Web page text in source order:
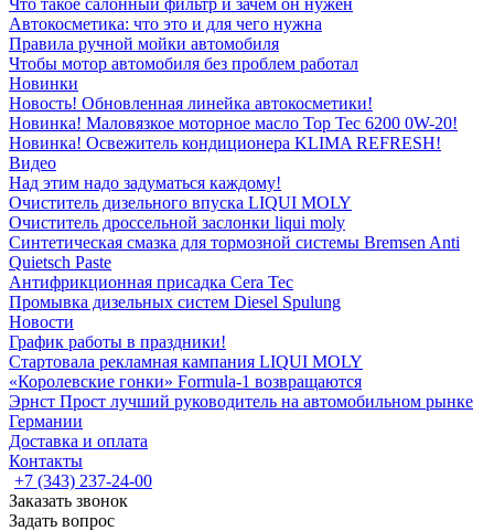
Что такое салонный фильтр и зачем он нужен
Автокосметика: что это и для чего нужна
Правила ручной мойки автомобиля
Чтобы мотор автомобиля без проблем работал
Новинки
Новость! Обновленная линейка автокосметики!
Новинка! Маловязкое моторное масло Top Tec 6200 0W-20!
Новинка! Освежитель кондиционера KLIMA REFRESH!
Видео
Над этим надо задуматься каждому!
Очиститель дизельного впуска LIQUI MOLY
Очиститель дроссельной заслонки liqui moly
Синтетическая смазка для тормозной системы Bremsen Anti
Quietsch Paste
Антифрикционная присадка Cera Tec
Промывка дизельных систем Diesel Spulung
Новости
График работы в праздники!
Стартовала рекламная кампания LIQUI MOLY
«Королевские гонки» Formula-1 возвращаются
Эрнст Прост лучший руководитель на автомобильном рынке
Германии
Доставка и оплата
Контакты
+7 (343) 237-24-00
Заказать звонок
Задать вопрос